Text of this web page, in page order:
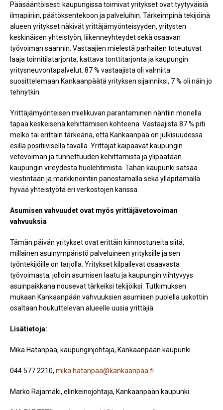
Pääsääntöisesti kaupungissa toimivat yritykset ovat tyytyväisiä
ilmapiiriin, päätöksentekoon ja palveluihin. Tärkeimpinä tekijöinä
alueen yritykset näkivät yrittäjämyönteisyyden, yritysten
keskinäisen yhteistyön, liikenneyhteydet sekä osaavan
työvoiman saannin. Vastaajien mielestä parhaiten toteutuvat
laaja toimitilatarjonta, kattava tonttitarjonta ja kaupungin
yritysneuvontapalvelut. 87 % vastaajista oli valmiita
suosittelemaan Kankaanpäätä yrityksen sijainniksi, 7 % oli näin jo
tehnytkin.
Yrittäjämyönteisen mielikuvan parantaminen nähtiin monella
tapaa keskeisenä kehittämisen kohteena. Vastaajista 87 % piti
melko tai erittäin tärkeänä, että Kankaanpää on julkisuudessa
esillä positiivisella tavalla. Yrittäjät kaipaavat kaupungin
vetovoiman ja tunnettuuden kehittämistä ja ylipäätään
kaupungin vireydestä huolehtimista. Tähän kaupunki satsaa
viestintään ja markkinointiin panostamalla sekä ylläpitämällä
hyvää yhteistyötä eri verkostojen kanssa.
Asumisen vahvuudet ovat myös yrittäjävetovoiman
vahvuuksia
Tämän päivän yritykset ovat erittäin kiinnostuneita siitä,
millainen asuinympäristö palveluineen yrityksille ja sen
työntekijöille on tarjolla. Yritykset kilpailevat osaavasta
työvoimasta, jolloin asumisen laatu ja kaupungin viihtyvyys
asuinpaikkana nousevat tärkeiksi tekijöiksi. Tutkimuksen
mukaan Kankaanpään vahvuuksien asumisen puolella uskottiin
osaltaan houkuttelevan alueelle uusia yrittäjiä.
Lisätietoja:
Mika Hatanpää, kaupunginjohtaja, Kankaanpään kaupunki
044 577 2210, mika.hatanpaa@kankaanpaa.fi
Marko Rajamäki, elinkeinojohtaja, Kankaanpään kaupunki